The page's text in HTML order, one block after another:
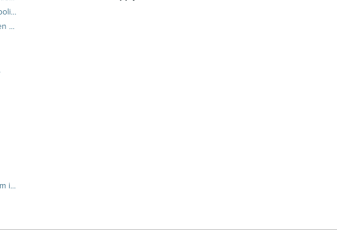
Geroyeerde relaties en polissen
Producten deactiveren en activeren
De labels op jouw scherm in Acceptatie